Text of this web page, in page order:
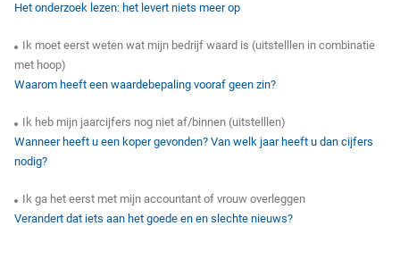
Het onderzoek lezen: het levert niets meer op
Ik moet eerst weten wat mijn bedrijf waard is (uitstelllen in combinatie
met hoop)
Waarom heeft een waardebepaling vooraf geen zin?
Ik heb mijn jaarcijfers nog niet af/binnen (uitstelllen)
Wanneer heeft u een koper gevonden? Van welk jaar heeft u dan cijfers
nodig?
Ik ga het eerst met mijn accountant of vrouw overleggen
Verandert dat iets aan het goede en en slechte nieuws?